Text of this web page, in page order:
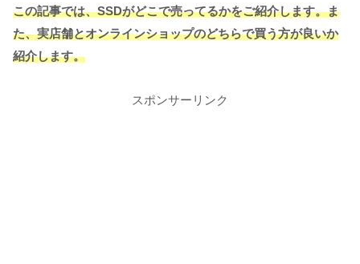
この記事では、SSDがどこで売ってるかをご紹介します。ま
た、実店舗とオンラインショップのどちらで買う方が良いか
紹介します。
スポンサーリンク